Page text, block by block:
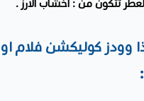
تتكون من : اخشاب الارز .
وودز كوليكشن فلام او